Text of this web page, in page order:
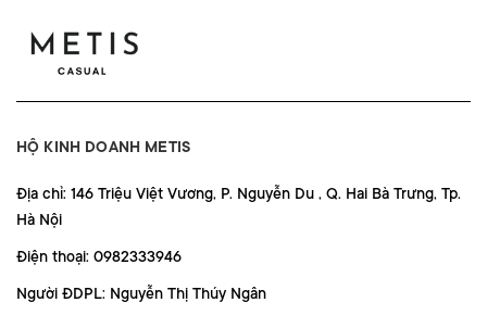
HỘ KINH DOANH METIS
Địa chỉ: 146 Triệu Việt Vương, P. Nguyễn Du , Q. Hai Bà Trưng, Tp.
Hà Nội
Điện thoại: 0982333946
Người ĐDPL: Nguyễn Thị Thúy Ngân